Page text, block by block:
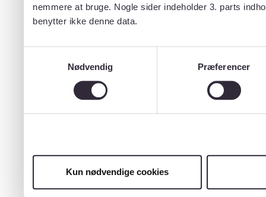
nemmere at bruge. Nogle sider indeholder 3. parts
benytter ikke denne data.
Nødvendig
Præferencer
Kun nødvendige cookies